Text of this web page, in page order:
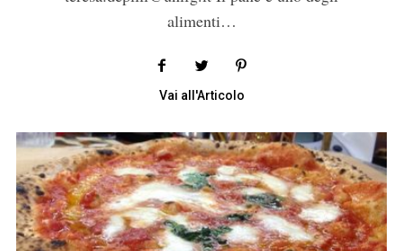
alimenti…
Vai all'Articolo